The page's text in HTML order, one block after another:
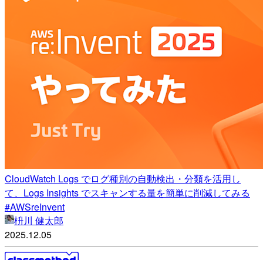
CloudWatch Logs でログ種別の自動検出・分類を活用し
て、Logs Insights でスキャンする量を簡単に削減してみる
#AWSreInvent
枡川 健太郎
2025.12.05